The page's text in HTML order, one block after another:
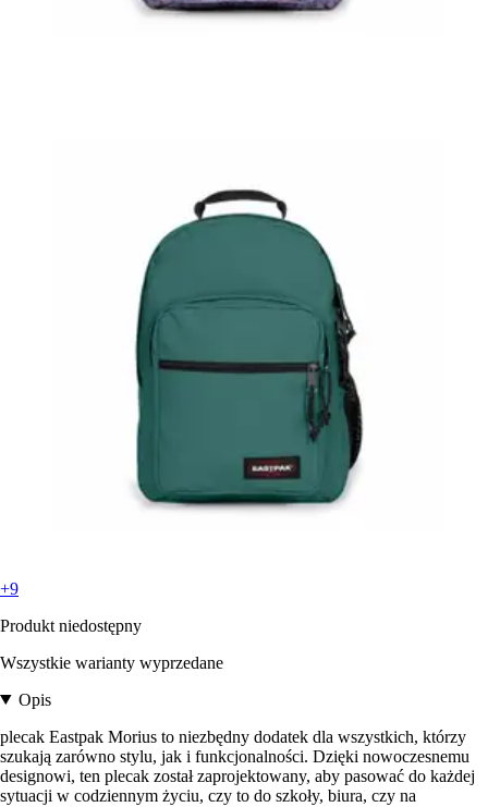
+9
Produkt niedostępny
Wszystkie warianty wyprzedane
Opis
plecak Eastpak Morius to niezbędny dodatek dla wszystkich, którzy
szukają zarówno stylu, jak i funkcjonalności. Dzięki nowoczesnemu
designowi, ten plecak został zaprojektowany, aby pasować do każdej
sytuacji w codziennym życiu, czy to do szkoły, biura, czy na